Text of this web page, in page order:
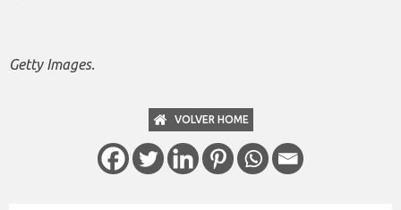
Getty Images.
VOLVER HOME